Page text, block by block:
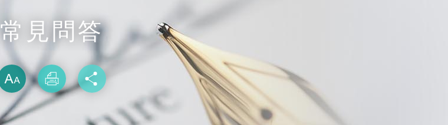
常見問答
略過字型切換，社群分享工具列
放大
列印 分享